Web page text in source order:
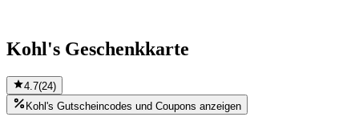
Kohl's Geschenkkarte
4.7(24)
Kohl's Gutscheincodes und Coupons anzeigen